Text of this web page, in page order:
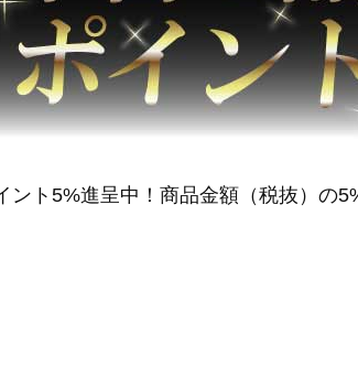
ント5%進呈中！商品金額（税抜）の